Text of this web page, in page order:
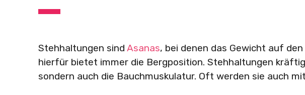
Stehhaltungen sind Asanas, bei denen das Gewicht auf
hierfür bietet immer die Bergposition. Stehhaltungen
sondern auch die Bauchmuskulatur. Oft werden sie auch